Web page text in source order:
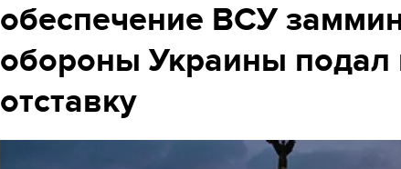
Спорт
обеспечение ВСУ
обороны Украины подал
отставку